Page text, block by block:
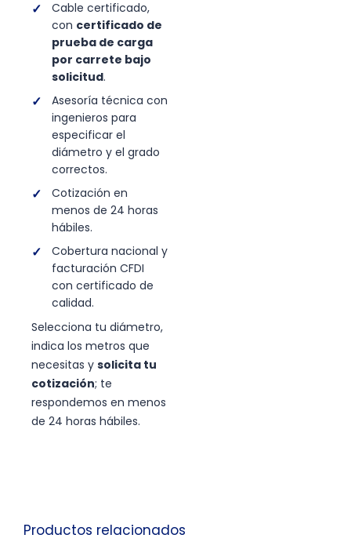
Cable certificado,
con certificado de
prueba de carga
por carrete bajo
solicitud.
Asesoría técnica con
ingenieros para
especificar el
diámetro y el grado
correctos.
Cotización en
menos de 24 horas
hábiles.
Cobertura nacional y
facturación CFDI
con certificado de
calidad.
Selecciona tu diámetro,
indica los metros que
necesitas y solicita tu
cotización; te
respondemos en menos
de 24 horas hábiles.
Productos relacionados